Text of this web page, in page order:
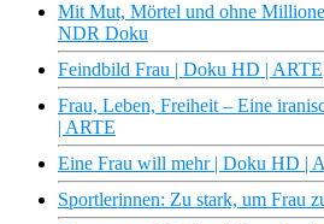
Mit Mut, Mörtel und ohne
NDR Doku
Feindbild Frau | Doku HD | ARTE
Frau, Leben, Freiheit – Eine
| ARTE
Eine Frau will mehr | Doku HD |
Sportlerinnen: Zu stark, um Frau